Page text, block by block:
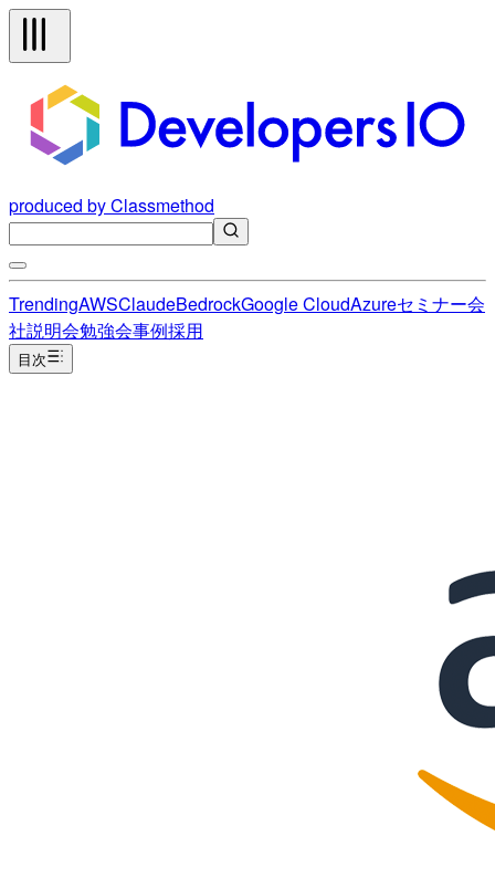
produced by Classmethod
TrendingAWSClaudeBedrockGoogle CloudAzureセミナー会
社説明会勉強会事例採用
目次